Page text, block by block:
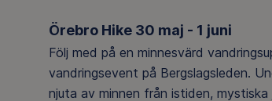
Örebro Hike 30 maj - 1 juni
Följ med på en minnesvärd
vandringsevent på Bergslagsleden.
njuta av minnen från istiden,